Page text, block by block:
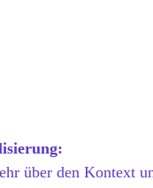
über den Kontext